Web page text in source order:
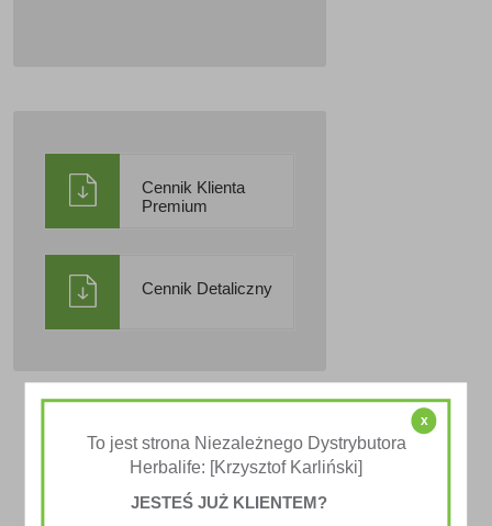
Cennik Klienta
Premium
Cennik Detaliczny
x
To jest strona Niezależnego Dystrybutora
Herbalife: [Krzysztof Karliński]
JESTEŚ JUŻ KLIENTEM?